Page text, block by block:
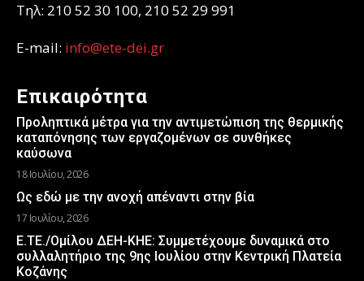
Τηλ: 210 52 30 100, 210 52 29 991
E-mail: info@ete-dei.gr
Επικαιρότητα
Προληπτικά μέτρα για την αντιμετώπιση της θερμικής
καταπόνησης των εργαζομένων σε συνθήκες
καύσωνα
18 Ιουλίου, 2026
Ως εδώ με την ανοχή απέναντι στην βία
17 Ιουλίου, 2026
Ε.ΤΕ./Ομίλου ΔΕΗ-ΚΗΕ: Συμμετέχουμε δυναμικά στο
συλλαλητήριο της 9ης Ιουλίου στην Κεντρική Πλατεία
Κοζάνης